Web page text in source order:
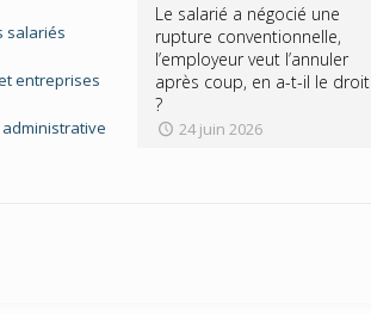
salariés
entreprises
Le salarié a négocié une
rupture conventionnelle,
l’employeur veut l’annuler
après coup, en a-t-il le droit
?
24 juin 2026